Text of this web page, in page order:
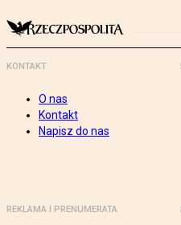
KONTAKT
O nas
Kontakt
Napisz do nas
REKLAMA I PRENUMERATA